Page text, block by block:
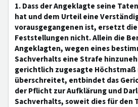
1. Dass der Angeklagte seine
hat und dem Urteil eine
vorausgegangenen ist, ersetzt
Feststellungen nicht. Allein die
Angeklagten, wegen eines
Sachverhalts eine Strafe
gerichtlich zugesagte
überschreitet, entbindet das
der Pflicht zur Aufklärung und
Sachverhalts, soweit dies für den